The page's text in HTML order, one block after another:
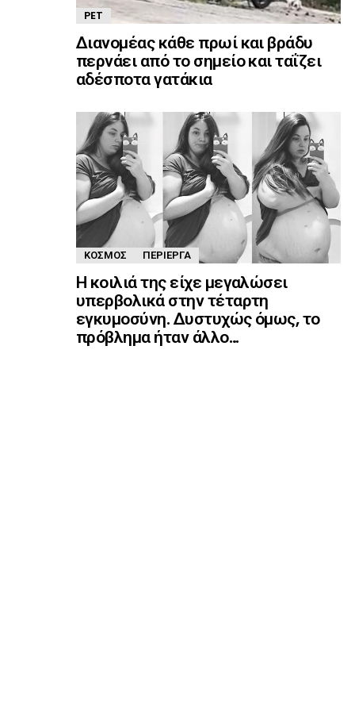
PET
Διανομέας κάθε πρωί και βράδυ
περνάει από το σημείο και ταΐζει
αδέσποτα γατάκια
ΚΌΣΜΟΣ ΠΕΡΊΕΡΓΑ
Η κοιλιά της είχε μεγαλώσει
υπερβολικά στην τέταρτη
εγκυμοσύνη. Δυστυχώς όμως, το
πρόβλημα ήταν άλλο…